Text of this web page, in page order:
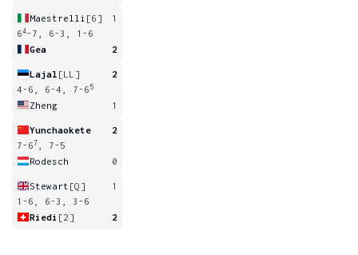
Maestrelli [6]
1
64-7, 6-3, 1-6
Gea
2
Lajal [LL]
2
4-6, 6-4, 7-6 5
Zheng 1
Yunchaokete
2
7-67
, 7-5
Rodesch
0
Stewart [Q]
1
1-6, 6-3, 3-6
Riedi [2] 2